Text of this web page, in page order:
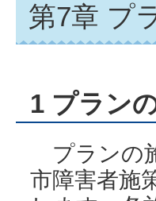
第7章 プ
1 プラン
プランの
市障害者施